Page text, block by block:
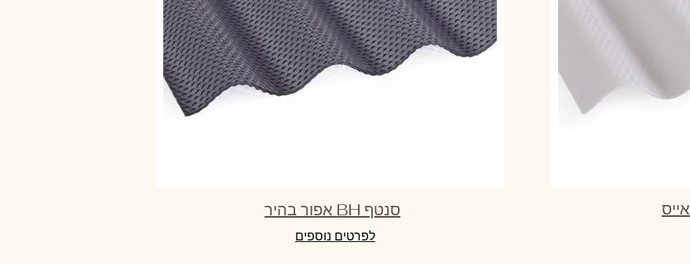
סנטף BH אפור בהיר
לפרטים נוספים